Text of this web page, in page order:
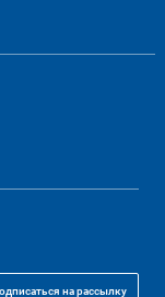
на рассылку